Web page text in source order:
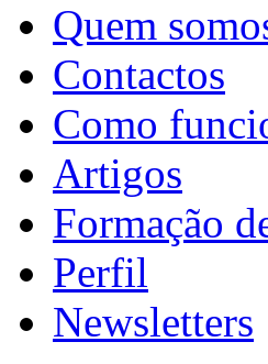
Quem
Contactos
Como
Artigos
Formação
Perfil
Newsletters